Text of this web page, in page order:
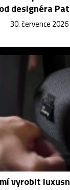
designéra
30. července 2026
vyrobit